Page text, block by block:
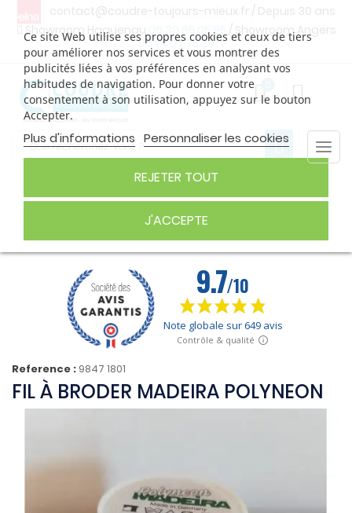
contact@coudre-toujours-mieux.fr / Depuis 30 ans
Showroom Haguenau
06 30 85 05 95
/ Showroom Angers
06 74 27 75 29
Ce site Web utilise ses propres cookies et ceux de tiers
pour améliorer nos services et vous montrer des
publicités liées à vos préférences en analysant vos
habitudes de navigation. Pour donner votre
consentement à son utilisation, appuyez sur le bouton
Accepter.
Plus d'informations Personnaliser les cookies
REJETER TOUT
J'ACCEPTE
ACCUEIL
Reference : 9847 1801
FIL À BRODER MADEIRA POLYNEON